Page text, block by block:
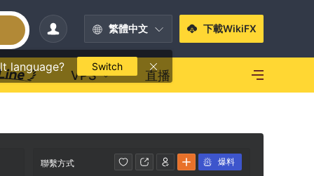
繁體中文
language? Switch
下載WikiFX
VPS 直播
聯繫方式 爆料